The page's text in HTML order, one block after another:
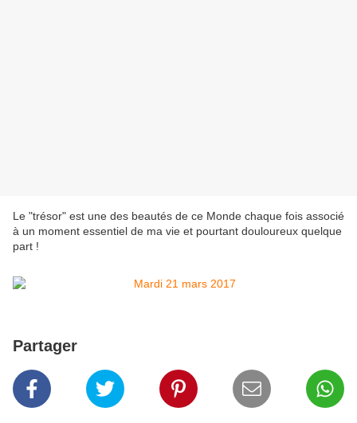
Le "trésor" est une des beautés de ce Monde chaque fois associé
à un moment essentiel de ma vie et pourtant douloureux quelque
part !
Partager